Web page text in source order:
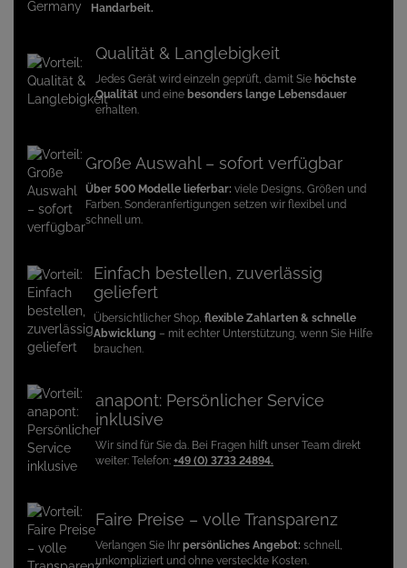
Handarbeit.
Qualität & Langlebigkeit
Jedes Gerät wird einzeln geprüft, damit Sie höchste
Qualität und eine besonders lange Lebensdauer
erhalten.
Große Auswahl – sofort verfügbar
Über 500 Modelle lieferbar: viele Designs, Größen und
Farben. Sonderanfertigungen setzen wir flexibel und
schnell um.
Einfach bestellen, zuverlässig
geliefert
Übersichtlicher Shop, flexible Zahlarten & schnelle
Abwicklung – mit echter Unterstützung, wenn Sie Hilfe
brauchen.
anapont: Persönlicher Service
inklusive
Wir sind für Sie da. Bei Fragen hilft unser Team direkt
weiter: Telefon: +49 (0) 3733 24894.
Faire Preise – volle Transparenz
Verlangen Sie Ihr persönliches Angebot: schnell,
unkompliziert und ohne versteckte Kosten.